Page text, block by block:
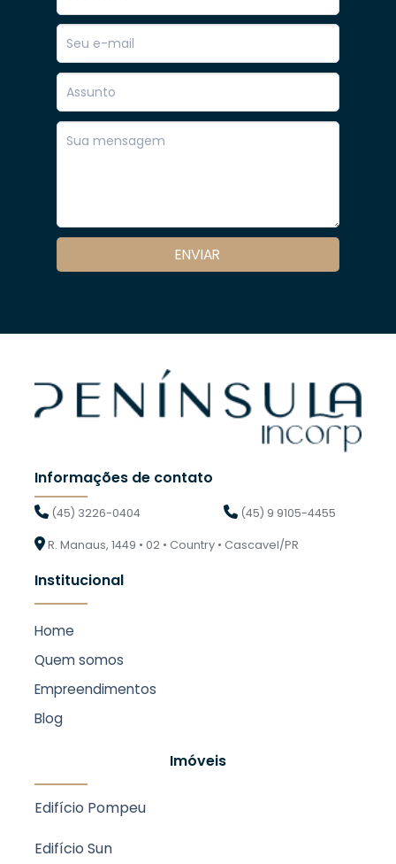
Informações de contato
(45) 3226-0404 (45) 9 9105-4455
R. Manaus, 1449 • 02 • Country • Cascavel/PR
Institucional
Home
Quem somos
Empreendimentos
Blog
Imóveis
Edifício Pompeu
Edifício Sun